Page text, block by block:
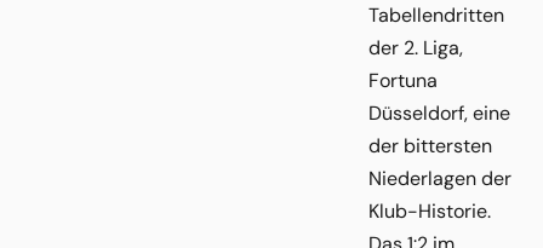
Tabellendritten
der 2. Liga,
Fortuna
Düsseldorf, eine
der bittersten
Niederlagen der
Klub-Historie.